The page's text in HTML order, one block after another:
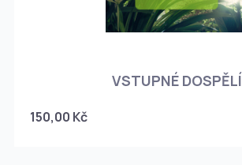
VSTUPNÉ DOSPĚLÍ
150,00 Kč